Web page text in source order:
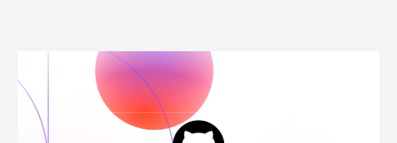
para
conteúdo